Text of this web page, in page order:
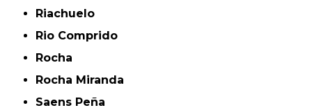
Riachuelo
Rio Comprido
Rocha
Rocha Miranda
Saens Peña